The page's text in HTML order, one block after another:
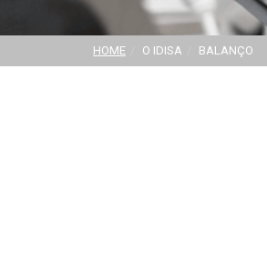
HOME O IDISA BALANÇO